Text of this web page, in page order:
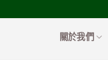
關於我們